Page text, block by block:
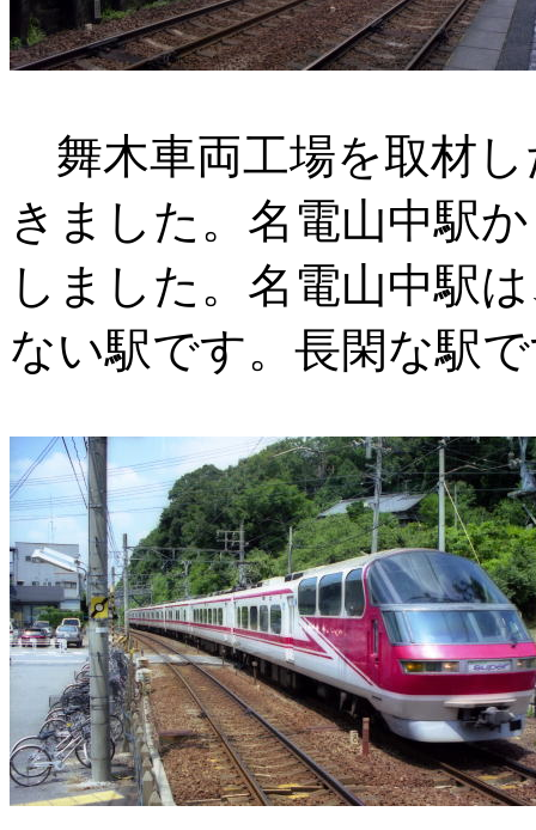
舞木車両工場を取材し
きました。名電山中駅
しました。名電山中駅
ない駅です。長閑な駅